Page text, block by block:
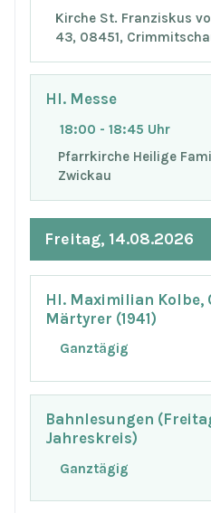
Kirche St. Franziskus
43, 08451,
Hl. Messe
18:00 - 18:45 Uhr
Pfarrkirche Heilige
Zwickau
Freitag, 14.08.2026
Hl. Maximilian Kolbe,
Märtyrer (1941)
Ganztägig
Bahnlesungen
Jahreskreis)
Ganztägig